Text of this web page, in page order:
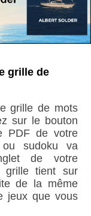
grille de
grille de mots
sur le bouton
PDF de votre
sudoku va
de votre
grille tient sur
de la même
jeux que vous